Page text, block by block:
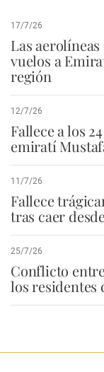
17/7/26
Las
vuelos a
región
12/7/26
Fallece a los
emiratí
11/7/26
Fallece
tras caer
25/7/26
Conflicto
los residentes